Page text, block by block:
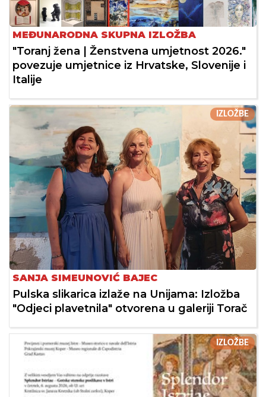
MEĐUNARODNA SKUPNA IZLOŽBA
"Toranj žena | Ženstvena umjetnost 2026."
povezuje umjetnice iz Hrvatske, Slovenije i
Italije
IZLOŽBE
SANJA SIMEUNOVIĆ BAJEC
Pulska slikarica izlaže na Unijama: Izložba
"Odjeci plavetnila" otvorena u galeriji Torač
IZLOŽBE